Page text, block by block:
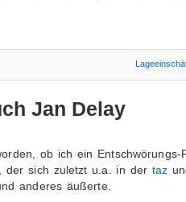
Jan Delay
ob ich ein Entschwörungs-
der sich zuletzt u.a. in der taz
anderes äußerte.